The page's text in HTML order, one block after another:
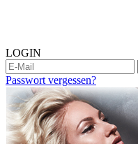
LOGIN
Passwort vergessen?